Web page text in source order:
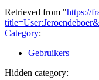
Retrieved from "https://
Category:
Gebruikers
Hidden category: